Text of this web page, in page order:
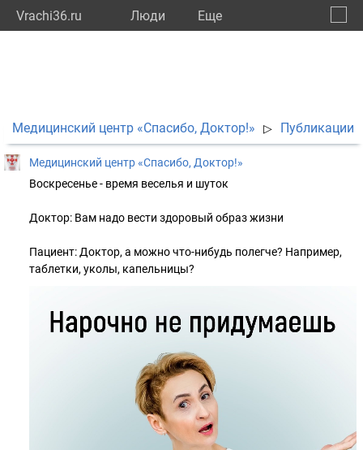
Vrachi36.ru Люди Eще
Медицинский центр «Спасибо, Доктор!» ▷ Публикации
Медицинский центр «Спасибо, Доктор!»
Воскресенье - время веселья и шуток
Доктор: Вам надо вести здоровый образ жизни
Пациент: Доктор, а можно что-нибудь полегче? Например,
таблетки, уколы, капельницы?